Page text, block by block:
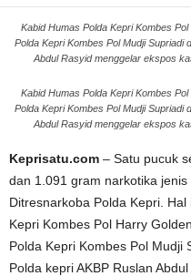
Kabid Humas Polda Kepri Kombes
Polda Kepri Kombes Pol Mudji Supriadi
Abdul Rasyid menggelar ekspos
Kabid Humas Polda Kepri Kombes
Polda Kepri Kombes Pol Mudji Supriadi
Abdul Rasyid menggelar ekspos
Keprisatu.com – Satu pucuk
dan 1.091 gram narkotika
Ditresnarkoba Polda Kepri.
Kepri Kombes Pol Harry
Polda Kepri Kombes Pol Mudji
Polda kepri AKBP Ruslan